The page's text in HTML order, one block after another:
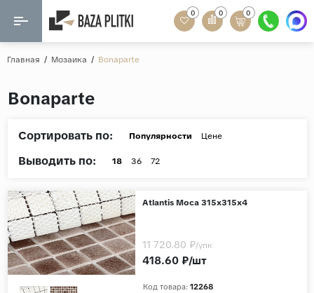
Назад
Ламинат
Розетки и освещение
0 0 0
Главная / Мозаика / Bonaparte
Bonaparte
Сортировать по: Популярности Цене
Выводить по: 18 36 72
Atlantis Moca 315х315х4
Код товара: 12268
418.60 ₽/шт
11 720.80 ₽/упк